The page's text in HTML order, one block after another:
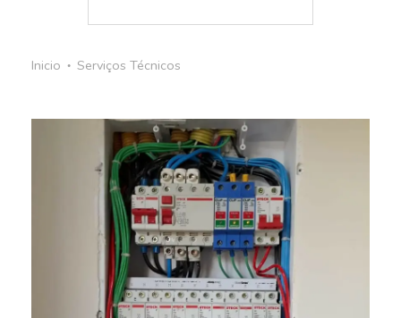
Inicio ● Serviços Técnicos